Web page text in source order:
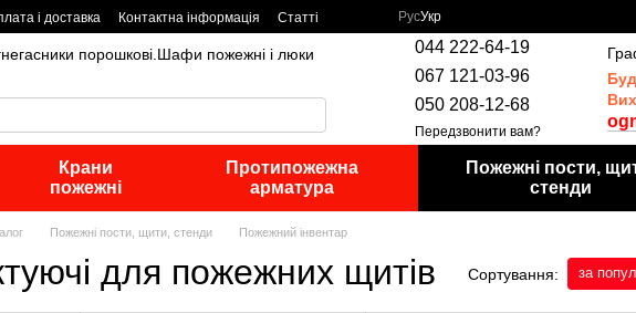
і доставка Контактна інформація Статті РусУкр
порошкові.Шафи пожежні і люки
044 222-64-19
067 121-03-96
050 208-12-68
Передзвонити вам?
Крани
пожежні
Протипожежна
арматура
Пожежні пости,
стенди
Пожежні пости, щити, стенди Пожежний інвентар
для пожежних щитів Сортування: за